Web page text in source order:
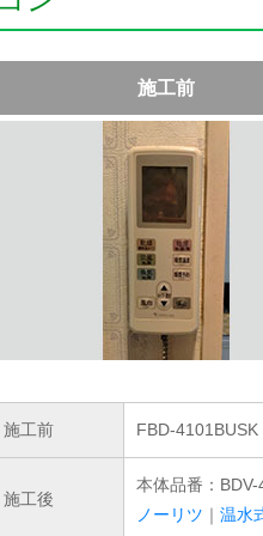
施工前
施工前 FBD-4101BUSK
施工後
本体品番：BDV-
ノーリツ ｜ 温水